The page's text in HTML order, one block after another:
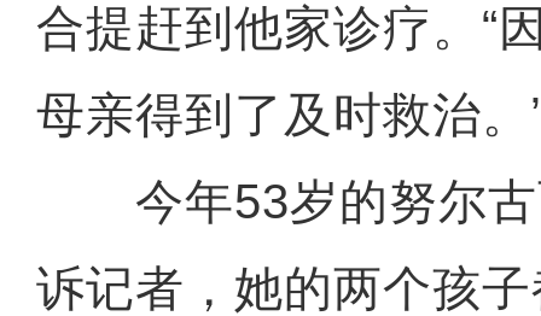
合提赶到他家诊疗。“
母亲得到了及时救治。
今年53岁的努尔古
诉记者，她的两个孩